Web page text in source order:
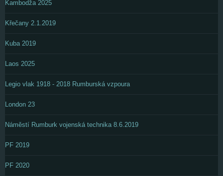
Kambodža 2025
Křečany 2.1.2019
Kuba 2019
Laos 2025
Legio vlak 1918 - 2018 Rumburská vzpoura
London 23
Náměstí Rumburk vojenská technika 8.6.2019
PF 2019
PF 2020